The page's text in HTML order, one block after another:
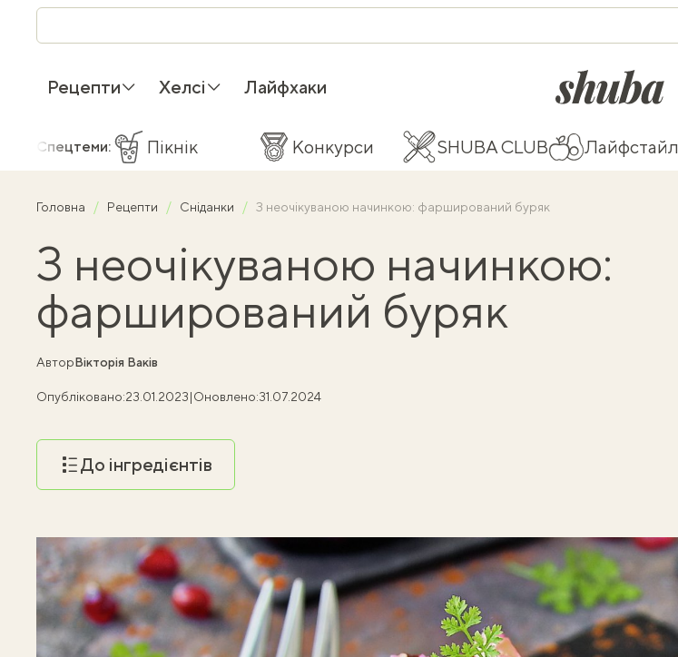
Рецепти Хелсі Лайфхаки shuba.life
Спецтеми: Пікнік Конкурси SHUBA CLUB Лайфстайл
Головна Рецепти Сніданки З неочікуваною начинкою: фарширований буряк
З неочікуваною начинкою:
фарширований буряк
АвторВікторія Ваків
Опубліковано:23.01.2023|Оновлено:31.07.2024
До інгредієнтів